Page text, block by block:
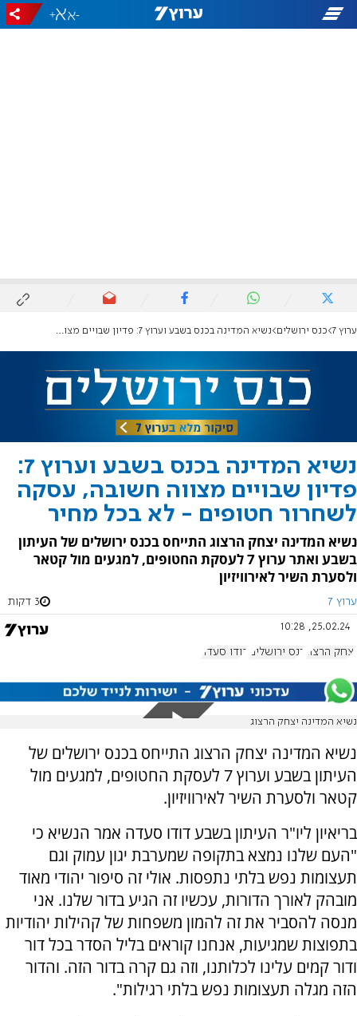
-
+
ערוץ 7 כנס ירושלים נשיא המדינה בכנס בשבע וערוץ 7: פדיון שבויים מצווה חשובה, עסקה לשחרור חטופים - לא בכל מחיר
נשיא המדינה בכנס בשבע וערוץ 7:
פדיון שבויים מצווה חשובה, עסקה
לשחרור חטופים - לא בכל מחיר
נשיא המדינה יצחק הרצוג התייחס בכנס ירושלים של העיתון
בשבע ואתר ערוץ 7 לעסקת החטופים, למגעים מול קטאר
ולסערת השיר לאירוויזיון
ערוץ 7 3 דקות
25.02.24, 10:28
יצחק הרצוג כנס ירושלים דודו סעדה
נשיא המדינה יצחק הרצוג
נשיא המדינה יצחק הרצוג התייחס בכנס ירושלים של
העיתון בשבע וערוץ 7 לעסקת החטופים, למגעים מול
קטאר ולסערת השיר לאירוויזיון.
בריאיון ליו"ר העיתון בשבע דודו סעדה אמר הנשיא כי
"העם שלנו נמצא בתקופה שמערבת יגון עמוק וגם
תעצומות נפש בלתי נתפסות. אולי זה סיפור יהודי מאוד
מובהק לאורך הדורות, עכשיו זה הגיע בדור שלנו. אני
מנסה להסביר את זה להמון משפחות של קהילות יהודיות
בתפוצות שמגיעות, אנחנו קוראים בליל הסדר בכל דור
ודור קמים עלינו לכלותנו, וזה גם קרה בדור הזה. והדור
הזה מגלה תעצומות נפש בלתי רגילות".